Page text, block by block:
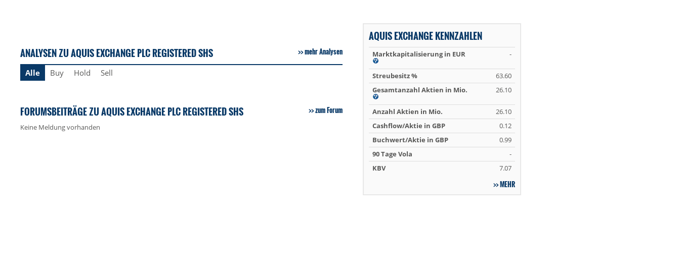
ANALYSEN ZU AQUIS EXCHANGE PLC REGISTERED SHS mehr Analysen
Alle Buy Hold Sell
FORUMSBEITRÄGE ZU AQUIS EXCHANGE PLC REGISTERED SHS zum Forum
Keine Meldung vorhanden
AQUIS EXCHANGE KENNZAHLEN
Marktkapitalisierung in EUR -
Streubesitz %
63.60
Gesamtanzahl Aktien in Mio.
26.10
Anzahl Aktien in Mio.
26.10
Cashflow/Aktie in GBP
0.12
Buchwert/Aktie in GBP
0.99
90 Tage Vola
-
KBV
7.07
MEHR